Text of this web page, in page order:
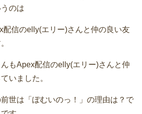
のは
配信のelly(エリー)さんと仲の良い友
んもApex配信のelly(エリー)さんと仲
いました。
世は「ぽむいのっ！」の理由は？で